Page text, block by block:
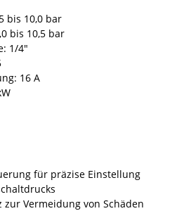
bis 10,0 bar
bis 10,5 bar
1/4"
16 A
für präzise Einstellung
zur Vermeidung von Schäden